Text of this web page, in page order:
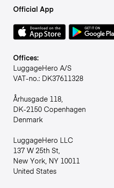
Official App
Offices:
LuggageHero A/S
VAT-no.: DK37611328
Århusgade 118,
DK-2150 Copenhagen
Denmark
LuggageHero LLC
137 W 25th St,
New York, NY 10011
United States